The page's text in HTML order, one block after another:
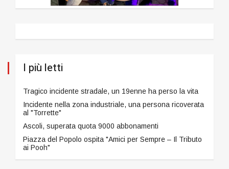
I più letti
Tragico incidente stradale, un 19enne ha perso la vita
Incidente nella zona industriale, una persona ricoverata
al "Torrette"
Ascoli, superata quota 9000 abbonamenti
Piazza del Popolo ospita "Amici per Sempre – Il Tributo
ai Pooh"